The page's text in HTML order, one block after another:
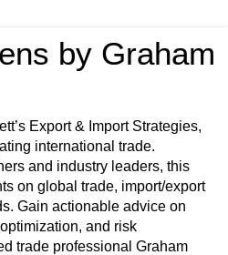
by Graham
Export & Import Strategies,
international trade.
and industry leaders, this
on global trade, import/export
Gain actionable advice on
and risk
trade professional Graham